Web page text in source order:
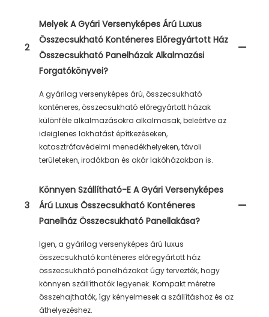
2
Melyek A Gyári Versenyképes Árú Luxus
Összecsukható Konténeres Előregyártott Ház
Összecsukható Panelházak Alkalmazási
Forgatókönyvei?
A gyárilag versenyképes árú, összecsukható
konténeres, összecsukható előregyártott házak
különféle alkalmazásokra alkalmasak, beleértve az
ideiglenes lakhatást építkezéseken,
katasztrófavédelmi menedékhelyeken, távoli
területeken, irodákban és akár lakóházakban is.
3
Könnyen Szállítható-E A Gyári Versenyképes
Árú Luxus Összecsukható Konténeres
Panelház Összecsukható Panellakása?
Igen, a gyárilag versenyképes árú luxus
összecsukható konténeres előregyártott ház
összecsukható panelházakat úgy tervezték, hogy
könnyen szállíthatók legyenek. Kompakt méretre
összehajthatók, így kényelmesek a szállításhoz és az
áthelyezéshez.